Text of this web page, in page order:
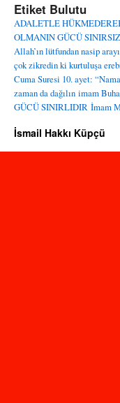
Etiket Bulutu
ADALETLE
OLMANIN GÜCÜ
Allah’ın lütfundan nasip
çok zikredin ki kurtuluşa
Cuma Suresi 10. ayet:
zaman da dağılın imam
GÜCÜ SINIRLIDIR İmam
İsmail Hakkı Küpçü